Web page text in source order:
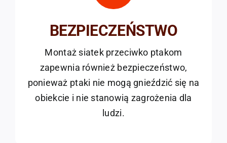
BEZPIECZEŃSTWO
Montaż siatek przeciwko ptakom
zapewnia również bezpieczeństwo,
ponieważ ptaki nie mogą gnieździć się na
obiekcie i nie stanowią zagrożenia dla
ludzi.